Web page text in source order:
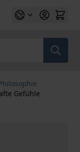
Gefühle